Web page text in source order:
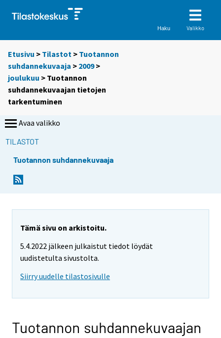
Haku Valikko
Etusivu > Tilastot > Tuotannon
suhdannekuvaaja > 2009>
joulukuu > Tuotannon
suhdannekuvaajan tietojen
tarkentuminen
Avaa valikko
TILASTOT
Tuotannon suhdannekuvaaja
Tämä sivu on arkistoitu.
5.4.2022 jälkeen julkaistut tiedot löydät
uudistetulta sivustolta.
Siirry uudelle tilastosivulle
Tuotannon suhdannekuvaajan